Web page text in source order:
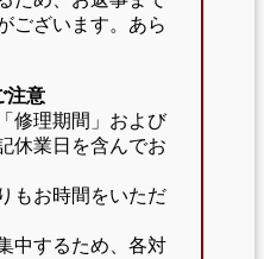
ございます。あら
注意
修理期間」および
休業日を含んでお
もお時間をいただ
中するため、各対